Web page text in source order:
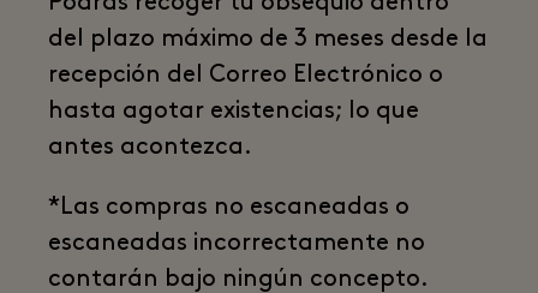
del plazo máximo de 3 meses desde la
recepción del Correo Electrónico o
hasta agotar existencias; lo que
antes acontezca.
*Las compras no escaneadas o
escaneadas incorrectamente no
contarán bajo ningún concepto.